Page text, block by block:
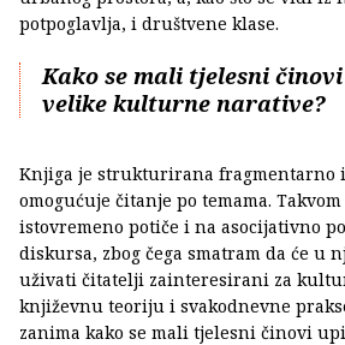
potpoglavlja, i društvene klase.
Kako se mali tjelesni
velike kulturne narative?
Knjiga je strukturirana fragmentarno
omogućuje čitanje po temama.
istovremeno potiče i na asocijativno
diskursa, zbog čega smatram da će u
uživati čitatelji zainteresirani za
književnu teoriju i svakodnevne
zanima kako se mali tjelesni činovi